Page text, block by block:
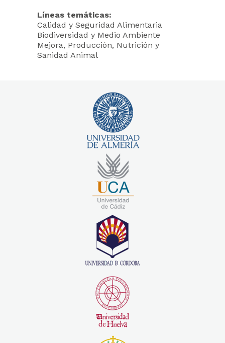
Líneas temáticas:
Calidad y Seguridad Alimentaria
Biodiversidad y Medio Ambiente
Mejora, Producción, Nutrición y
Sanidad Animal